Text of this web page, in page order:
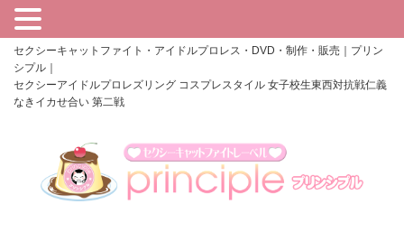
セクシーキャットファイト・アイドルプロレス・DVD・制作・販売｜プリン
シプル｜
セクシーアイドルプロレズリング コスプレスタイル 女子校生東西対抗戦仁義
なきイカせ合い 第二戦